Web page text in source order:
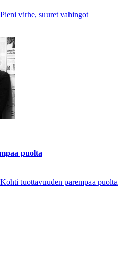
virhe, suuret vahingot
puolta
tuottavuuden parempaa puolta